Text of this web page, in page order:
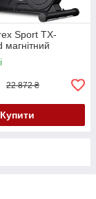
Sport TX-
22 872 ₴
Купити